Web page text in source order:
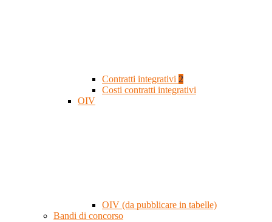
Contratti integrativi 2
Costi contratti integrativi
OIV
OIV (da pubblicare in tabelle)
Bandi di concorso